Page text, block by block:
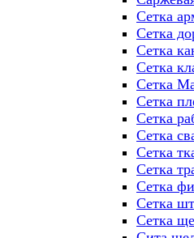
Сетка
Сетка
Сетка
Сетка
Сетка
Сетка
Сетка
Сетка
Сетка
Сетка
Сетка
Сетка
Сетка